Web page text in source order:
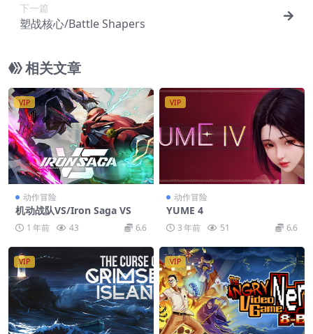
下一篇
塑战核心/Battle Shapers
相关文章
VIP
动作冒险
机动战队VS/Iron Saga VS
1 年前 43 6.6
VIP
动作冒险
YUME 4
3 年前 51 6.6
VIP VIP